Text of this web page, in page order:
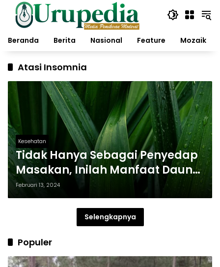
Langsung
konten
Beranda
Berita Nasional Feature Mozaik
Atasi Insomnia
Kesehatan
Tidak Hanya Sebagai Penyedap
Masakan, Inilah Manfaat Daun
Pandan Bagi Kesehatan
Februari 13, 2024
Selengkapnya
Populer